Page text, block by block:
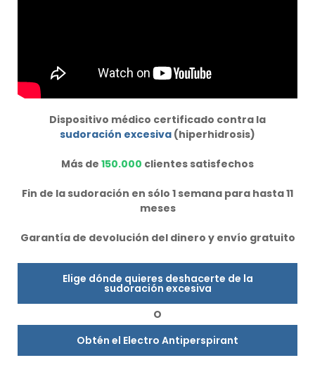
Dispositivo médico certificado contra la
sudoración excesiva (hiperhidrosis)
Más de 150.000 clientes satisfechos
Fin de la sudoración en sólo 1 semana para hasta 11
meses
Garantía de devolución del dinero y envío gratuito
Elige dónde quieres deshacerte de la
sudoración excesiva
O
Obtén el Electro Antiperspirant